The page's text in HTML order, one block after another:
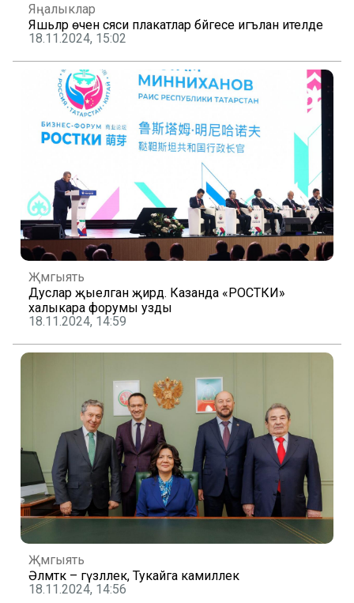
Яңалыклар
Яшьләр өчен сәяси плакатлар бәйгесе игълан ителде
18.11.2024, 15:02
Җәмгыять
Дуслар җыелган җирдә. Казанда «РОСТКИ»
халыкара форумы узды
18.11.2024, 14:59
Җәмгыять
Әлмәткә – гүзәллек, Тукайга камиллек
18.11.2024, 14:56